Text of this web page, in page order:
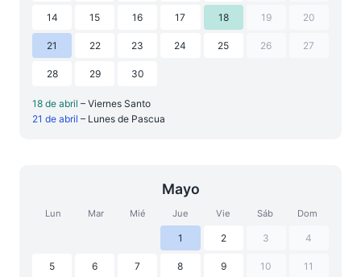
14 15 16 17 18 19 20
21 22 23 24 25 26 27
28 29 30
18 de abril – Viernes Santo
21 de abril – Lunes de Pascua
Mayo
Lun Mar Mié Jue Vie Sáb Dom
1 2 3 4
5 6 7 8 9 10 11